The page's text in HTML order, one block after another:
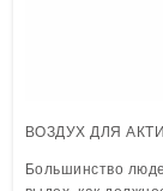
ВОЗДУХ ДЛЯ
Большинство